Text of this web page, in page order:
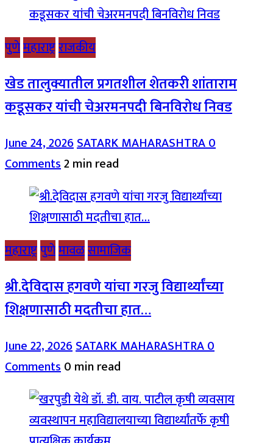
पुणेमहाराष्ट्रराजकीय
खेड तालुक्यातील प्रगतशील शेतकरी शांताराम
कडूसकर यांची चेअरमनपदी बिनविरोध निवड
June 24, 2026SATARK MAHARASHTRA0
Comments2 min read
महाराष्ट्रपुणेमावळसामाजिक
श्री.देविदास हगवणे यांचा गरजु विद्यार्थ्यांच्या
शिक्षणासाठी मदतीचा हात…
June 22, 2026SATARK MAHARASHTRA0
Comments0 min read